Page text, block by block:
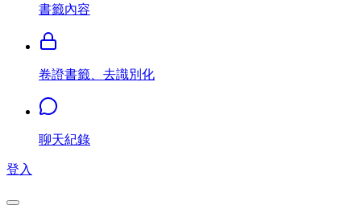
書籤內容
卷證書籤、去識別化
聊天紀錄
登入